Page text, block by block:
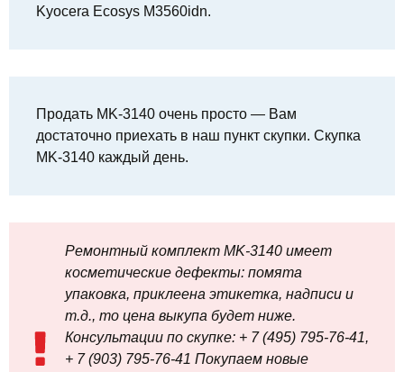
Kyocera Ecosys M3560idn.
Продать MK-3140 очень просто — Вам
достаточно приехать в наш пункт скупки. Скупка
MK-3140 каждый день.
Ремонтный комплект MK-3140 имеет
косметические дефекты: помята
упаковка, приклеена этикетка, надписи и
т.д., то цена выкупа будет ниже.
Консультации по скупке: + 7 (495) 795-76-41,
+ 7 (903) 795-76-41 Покупаем новые